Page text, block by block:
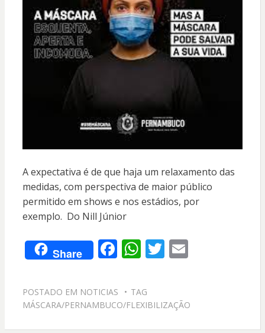
A expectativa é de que haja um relaxamento das
medidas, com perspectiva de maior público
permitido em shows e nos estádios, por
exemplo. Do Nill Júnior
Share F
e
b
o
W
at
s
A
T
er
E
l
POSTADO EM NOTICIAS
TAG
MÁSCARA/PERNAMBUCO/FLEXIBILIZAÇÃO